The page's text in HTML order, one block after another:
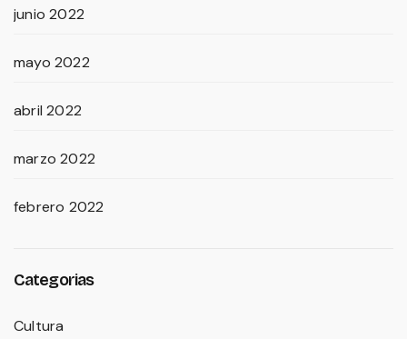
junio 2022
mayo 2022
abril 2022
marzo 2022
febrero 2022
Categorias
Cultura